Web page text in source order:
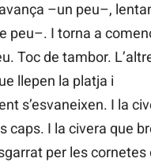
–un peu–,
peu–. I torna a
Toc de tambor.
llepen la platja i
s’esvaneixen. I la
caps. I la civera que
per les